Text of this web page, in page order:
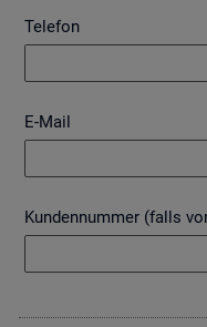
Telefon
E-Mail
Kundennummer (falls